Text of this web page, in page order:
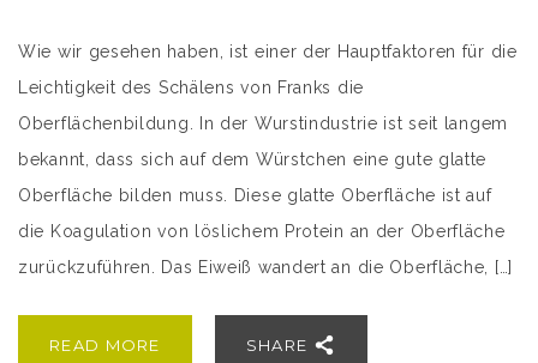
Wie wir gesehen haben, ist einer der Hauptfaktoren für die
Leichtigkeit des Schälens von Franks die
Oberflächenbildung. In der Wurstindustrie ist seit langem
bekannt, dass sich auf dem Würstchen eine gute glatte
Oberfläche bilden muss. Diese glatte Oberfläche ist auf
die Koagulation von löslichem Protein an der Oberfläche
zurückzuführen. Das Eiweiß wandert an die Oberfläche, […]
READ MORE SHARE